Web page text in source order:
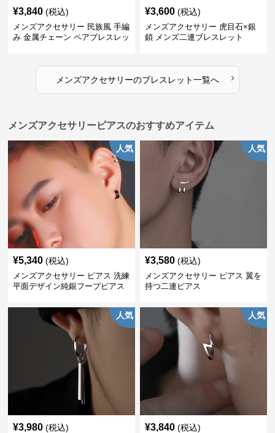
¥3,840 (税込)
メンズアクセサリー 民族風 手編
み 金属チェーン ペアブレスレッ
¥3,600 (税込)
メンズアクセサリー 虎目石×銀
鎖 メンズ二連ブレスレット
メンズアクセサリーのブレスレット一覧へ ›
メンズアクセサリーピアスのおすすめアイテム
人気
¥5,340 (税込)
メンズアクセサリー ピアス 洗練
平面デザイン純銀フープピアス
人気
¥3,580 (税込)
メンズアクセサリー ピアス 翼を
持つ二連ピアス
人気
¥3,980 (税込)
人気
¥3,840 (税込)